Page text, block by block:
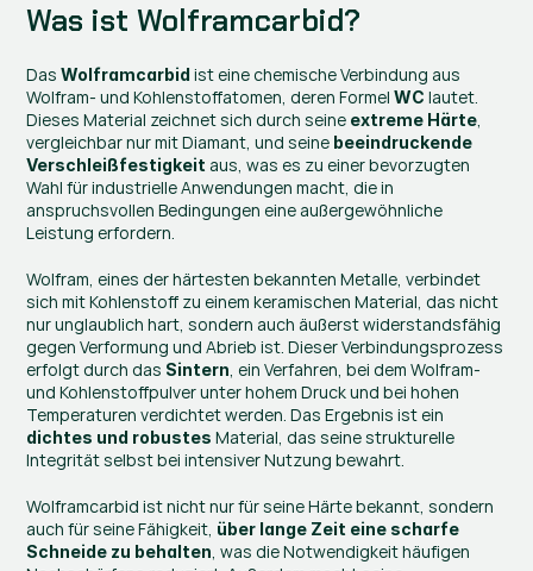
Was ist Wolframcarbid?
Das Wolframcarbid ist eine chemische Verbindung aus
Wolfram- und Kohlenstoffatomen, deren Formel WC lautet.
Dieses Material zeichnet sich durch seine extreme Härte,
vergleichbar nur mit Diamant, und seine beeindruckende
Verschleißfestigkeit aus, was es zu einer bevorzugten
Wahl für industrielle Anwendungen macht, die in
anspruchsvollen Bedingungen eine außergewöhnliche
Leistung erfordern.
Wolfram, eines der härtesten bekannten Metalle, verbindet
sich mit Kohlenstoff zu einem keramischen Material, das nicht
nur unglaublich hart, sondern auch äußerst widerstandsfähig
gegen Verformung und Abrieb ist. Dieser Verbindungsprozess
erfolgt durch das Sintern, ein Verfahren, bei dem Wolfram-
und Kohlenstoffpulver unter hohem Druck und bei hohen
dichtes und robustes Material, das seine strukturelle
Integrität selbst bei intensiver Nutzung bewahrt.
Wolframcarbid ist nicht nur für seine Härte bekannt, sondern
auch für seine Fähigkeit, über lange Zeit eine scharfe
Schneide zu behalten, was die Notwendigkeit häufigen